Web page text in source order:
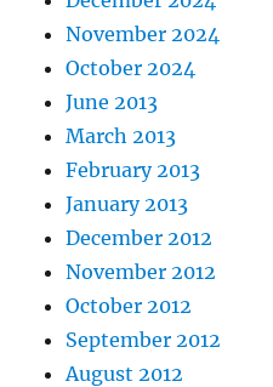
November 2024
October 2024
June 2013
March 2013
February 2013
January 2013
December 2012
November 2012
October 2012
September 2012
August 2012